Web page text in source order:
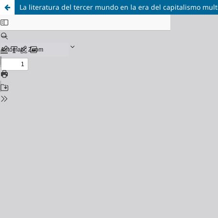
La literatura del tercer mundo en la era del capitalismo